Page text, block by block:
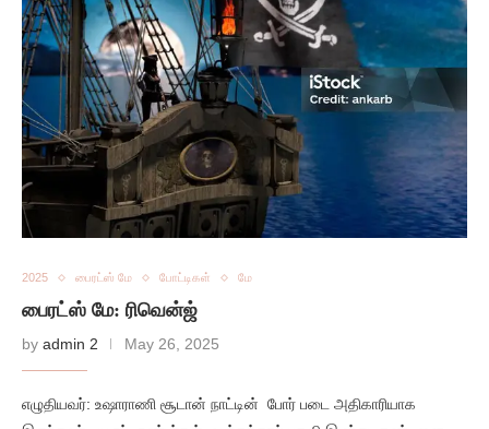
2025 பைரட்ஸ் மே போட்டிகள் மே
பைரட்ஸ் மே: ரிவென்ஜ்
by admin 2 May 26, 2025
எழுதியவர்: உஷாராணி சூடான் நாட்டின் போர் படை அதிகாரியாக